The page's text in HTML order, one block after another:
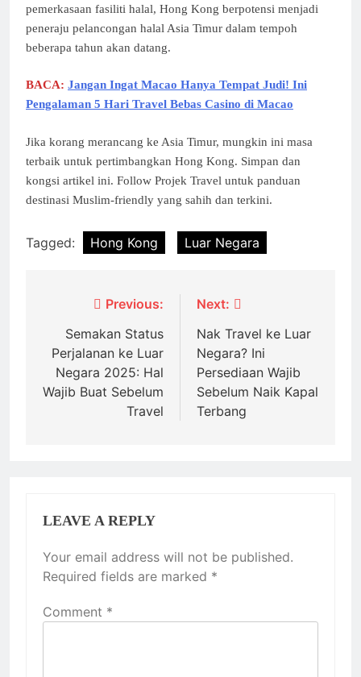
pemerkasaan fasiliti halal, Hong Kong berpotensi menjadi
peneraju pelancongan halal Asia Timur dalam tempoh
beberapa tahun akan datang.
BACA: Jangan Ingat Macao Hanya Tempat Judi! Ini
Pengalaman 5 Hari Travel Bebas Casino di Macao
Jika korang merancang ke Asia Timur, mungkin ini masa
terbaik untuk pertimbangkan Hong Kong. Simpan dan
kongsi artikel ini. Follow Projek Travel untuk panduan
destinasi Muslim-friendly yang sahih dan terkini.
Tagged: Hong Kong Luar Negara
navigation
Previous:
Semakan Status
Perjalanan ke Luar
Negara 2025: Hal
Wajib Buat Sebelum
Travel
Next:
Nak Travel ke Luar
Negara? Ini
Persediaan Wajib
Sebelum Naik Kapal
Terbang
LEAVE A REPLY
Your email address will not be published.
Required fields are marked *
Comment *